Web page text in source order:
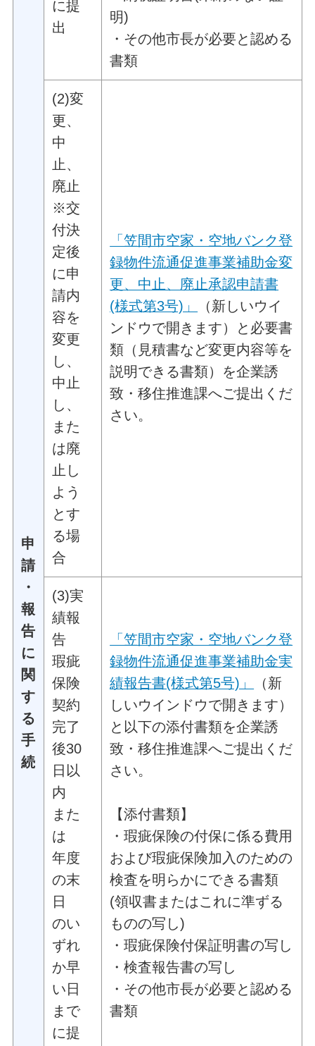
申
請
・
報
告
に
関
す
る
手
続
に提
出
明)
・その他市長が必要と認める
書類
(2)変
更、
中
止、
廃止
※交
付決
定後
に申
請内
容を
変更
し、
中止
し、
また
は廃
止し
よう
とす
る場
合
「笠間市空家・空地バンク登
録物件流通促進事業補助金変
更、中止、廃止承認申請書
(様式第3号)」
（新しいウイ
ンドウで開きます）
と必要書
類（見積書など変更内容等を
説明できる書類）を企業誘
致・移住推進課へご提出くだ
さい。
(3)実
績報
告
瑕疵
保険
契約
完了
後30
日以
内
また
は
年度
の末
日
のい
ずれ
か早
い日
まで
に提
「笠間市空家・空地バンク登
録物件流通促進事業補助金実
績報告書(様式第5号)」
（新
しいウインドウで開きます）
と以下の添付書類を企業誘
致・移住推進課へご提出くだ
さい。
【添付書類】
・瑕疵保険の付保に係る費用
および瑕疵保険加入のための
検査を明らかにできる書類
(領収書またはこれに準ずる
ものの写し)
・瑕疵保険付保証明書の写し
・検査報告書の写し
・その他市長が必要と認める
書類